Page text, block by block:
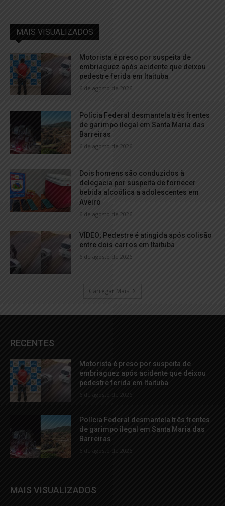
MAIS VISUALIZADOS
Motorista é preso por suspeita de
embriaguez após acidente que deixou
pedestre ferida em Itaituba
6 de agosto de 2026
Polícia Federal desmantela três frentes
de garimpo ilegal em Santa Maria das
Barreiras
6 de agosto de 2026
Dois homens são conduzidos à
delegacia por suspeita de fornecer
bebida alcoólica a adolescentes em
Aveiro
6 de agosto de 2026
VÍDEO; Pedestre é atingida após colisão
entre dois carros em Itaituba
6 de agosto de 2026
Carregar Mais
RECENTES
Motorista é preso por suspeita de
embriaguez após acidente que deixou
pedestre ferida em Itaituba
6 de agosto de 2026
Polícia Federal desmantela três frentes
de garimpo ilegal em Santa Maria das
Barreiras
6 de agosto de 2026
MAIS VISUALIZADOS